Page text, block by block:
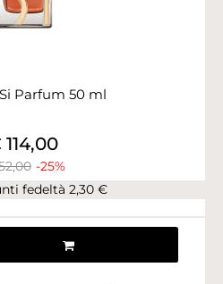
Parfum 50 ml
-25%
fedeltà 2,30 €